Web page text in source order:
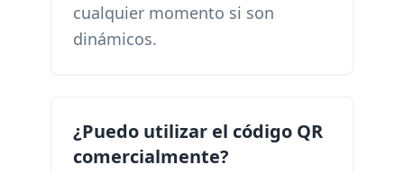
cualquier momento si son
dinámicos.
¿Puedo utilizar el código QR
comercialmente?